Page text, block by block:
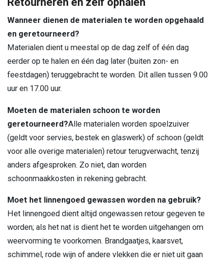
Wanneer dienen de materialen te worden opgehaald
en geretourneerd?
Materialen dient u meestal op de dag zelf of één dag
eerder op te halen en één dag later (buiten zon- en
feestdagen) teruggebracht te worden. Dit allen tussen 9.00
uur en 17.00 uur.
Moeten de materialen schoon te worden
geretourneerd?Alle materialen worden spoelzuiver
(geldt voor servies, bestek en glaswerk) of schoon (geldt
voor alle overige materialen) retour terugverwacht, tenzij
anders afgesproken. Zo niet, dan worden
schoonmaakkosten in rekening gebracht.
Moet het linnengoed gewassen worden na gebruik?
Het linnengoed dient altijd ongewassen retour gegeven te
worden; als het nat is dient het te worden uitgehangen om
weervorming te voorkomen. Brandgaatjes, kaarsvet,
schimmel, rode wijn of andere vlekken die er niet uit gaan